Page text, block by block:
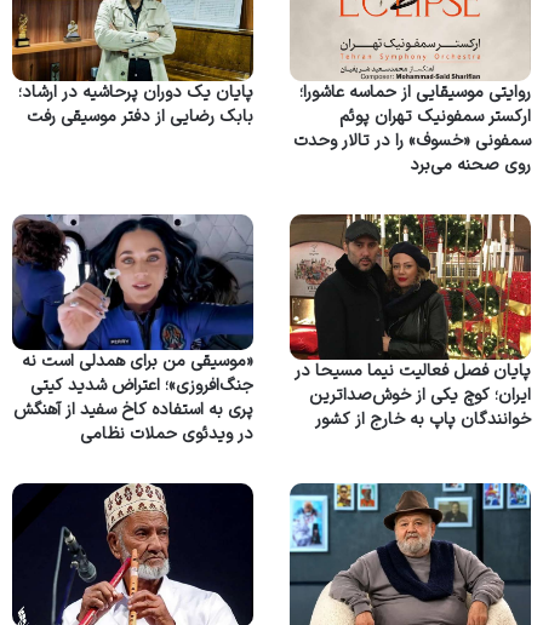
روایتی موسیقایی از حماسه عاشورا؛
ارکستر سمفونیک تهران پوئم
سمفونی «خسوف» را در تالار وحدت
روی صحنه می‌برد
پایان یک دوران پرحاشیه در ارشاد؛
بابک رضایی از دفتر موسیقی رفت
پایان فصل فعالیت نیما مسیحا در
ایران؛ کوچ یکی از خوش‌صداترین
خوانندگان پاپ به خارج از کشور
«موسیقی من برای همدلی است نه
جنگ‌افروزی»؛ اعتراض شدید کیتی
پری به استفاده کاخ سفید از آهنگش
در ویدئوی حملات نظامی